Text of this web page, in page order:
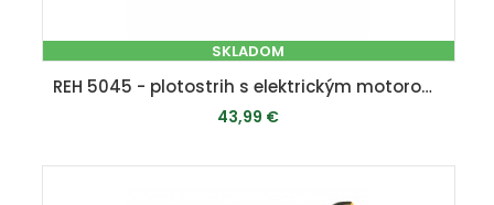
SKLADOM
REH 5045 - plotostrih s elektrickým motorom 500 W
43,99 €